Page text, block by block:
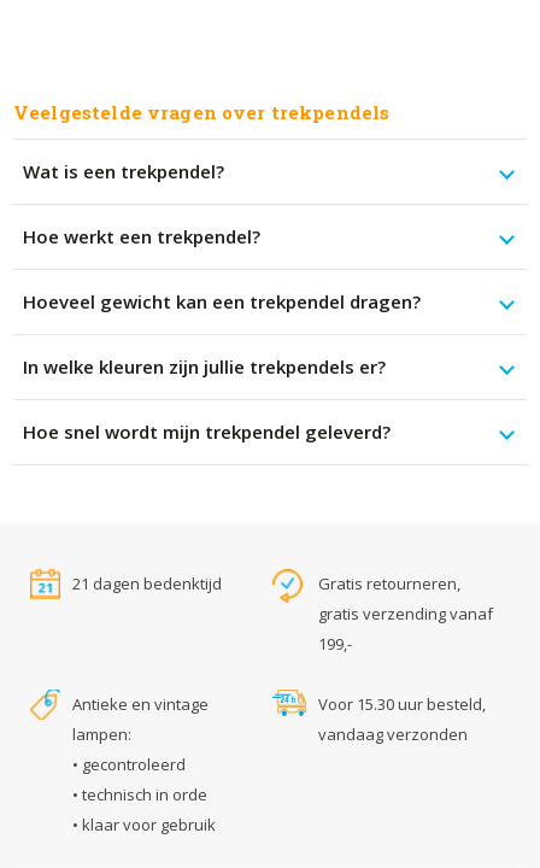
Veelgestelde vragen over trekpendels
Wat is een trekpendel?
Hoe werkt een trekpendel?
Hoeveel gewicht kan een trekpendel dragen?
In welke kleuren zijn jullie trekpendels er?
Hoe snel wordt mijn trekpendel geleverd?
21 dagen bedenktijd
Gratis retourneren,
gratis verzending vanaf
199,-
Antieke en vintage
lampen:
• gecontroleerd
• technisch in orde
• klaar voor gebruik
Voor 15.30 uur besteld,
vandaag verzonden